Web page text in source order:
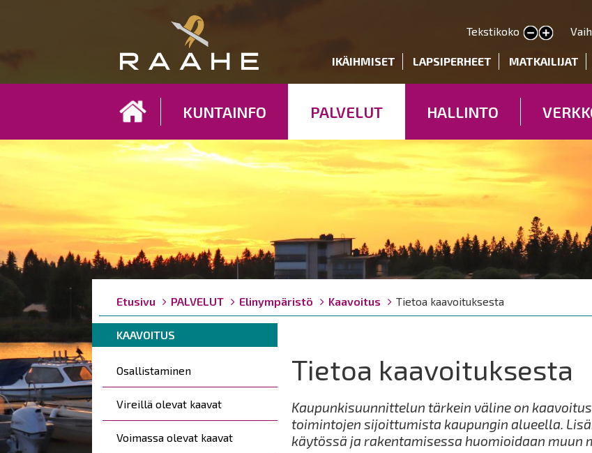
pääsisältöön
Tekstikoko
Pienennä tekstin kokoa
Suurenna tekstin kokoa
Kohderyhmät
IKÄIHMISET LAPSIPERHEET MATKAILIJAT
KUNTAINFO PALVELUT HALLINTO
Breadcrumbs
You
are
here:
Etusivu PALVELUT Elinympäristö Kaavoitus Tietoa kaavoituksesta
Breadcrumbs
are
here:
KAAVOITUS
Päävalikko
Osallistaminen
Vireillä olevat kaavat
Voimassa olevat kaavat
Tietoa kaavoituksesta
Kaupunkisuunnittelun tärkein väline on
toimintojen sijoittumista kaupungin alueella.
käytössä ja rakentamisessa huomioidaan muun